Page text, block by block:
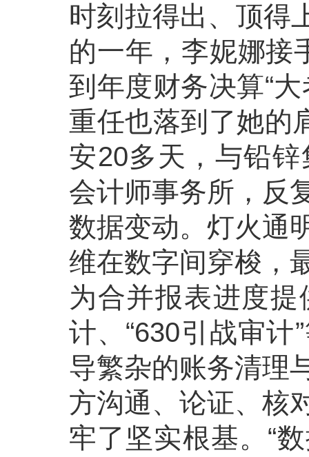
时刻拉得出、顶得
的一年，李妮娜接
到年度财务决算“
重任也落到了她的
安20多天，与铅
会计师事务所，反
数据变动。灯火通
维在数字间穿梭，
为合并报表进度
计、“630引战审计
导繁杂的账务清理
方沟通、论证、核
牢了坚实根基。“